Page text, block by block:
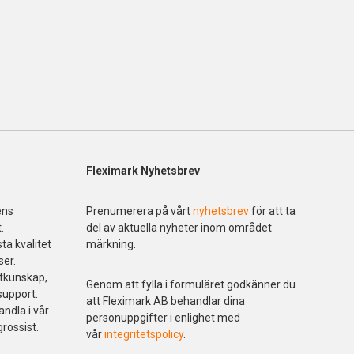
kvalitet
i vår
Fleximark Nyhetsbrev
Prenumerera på vårtnyhetsbrevför att ta
del av aktuella nyheter inom området
märkning.
Genom att fylla i formuläret godkänner du
att Fleximark AB behandlar dina
personuppgifter i enlighet med
vårintegritetspolicy.